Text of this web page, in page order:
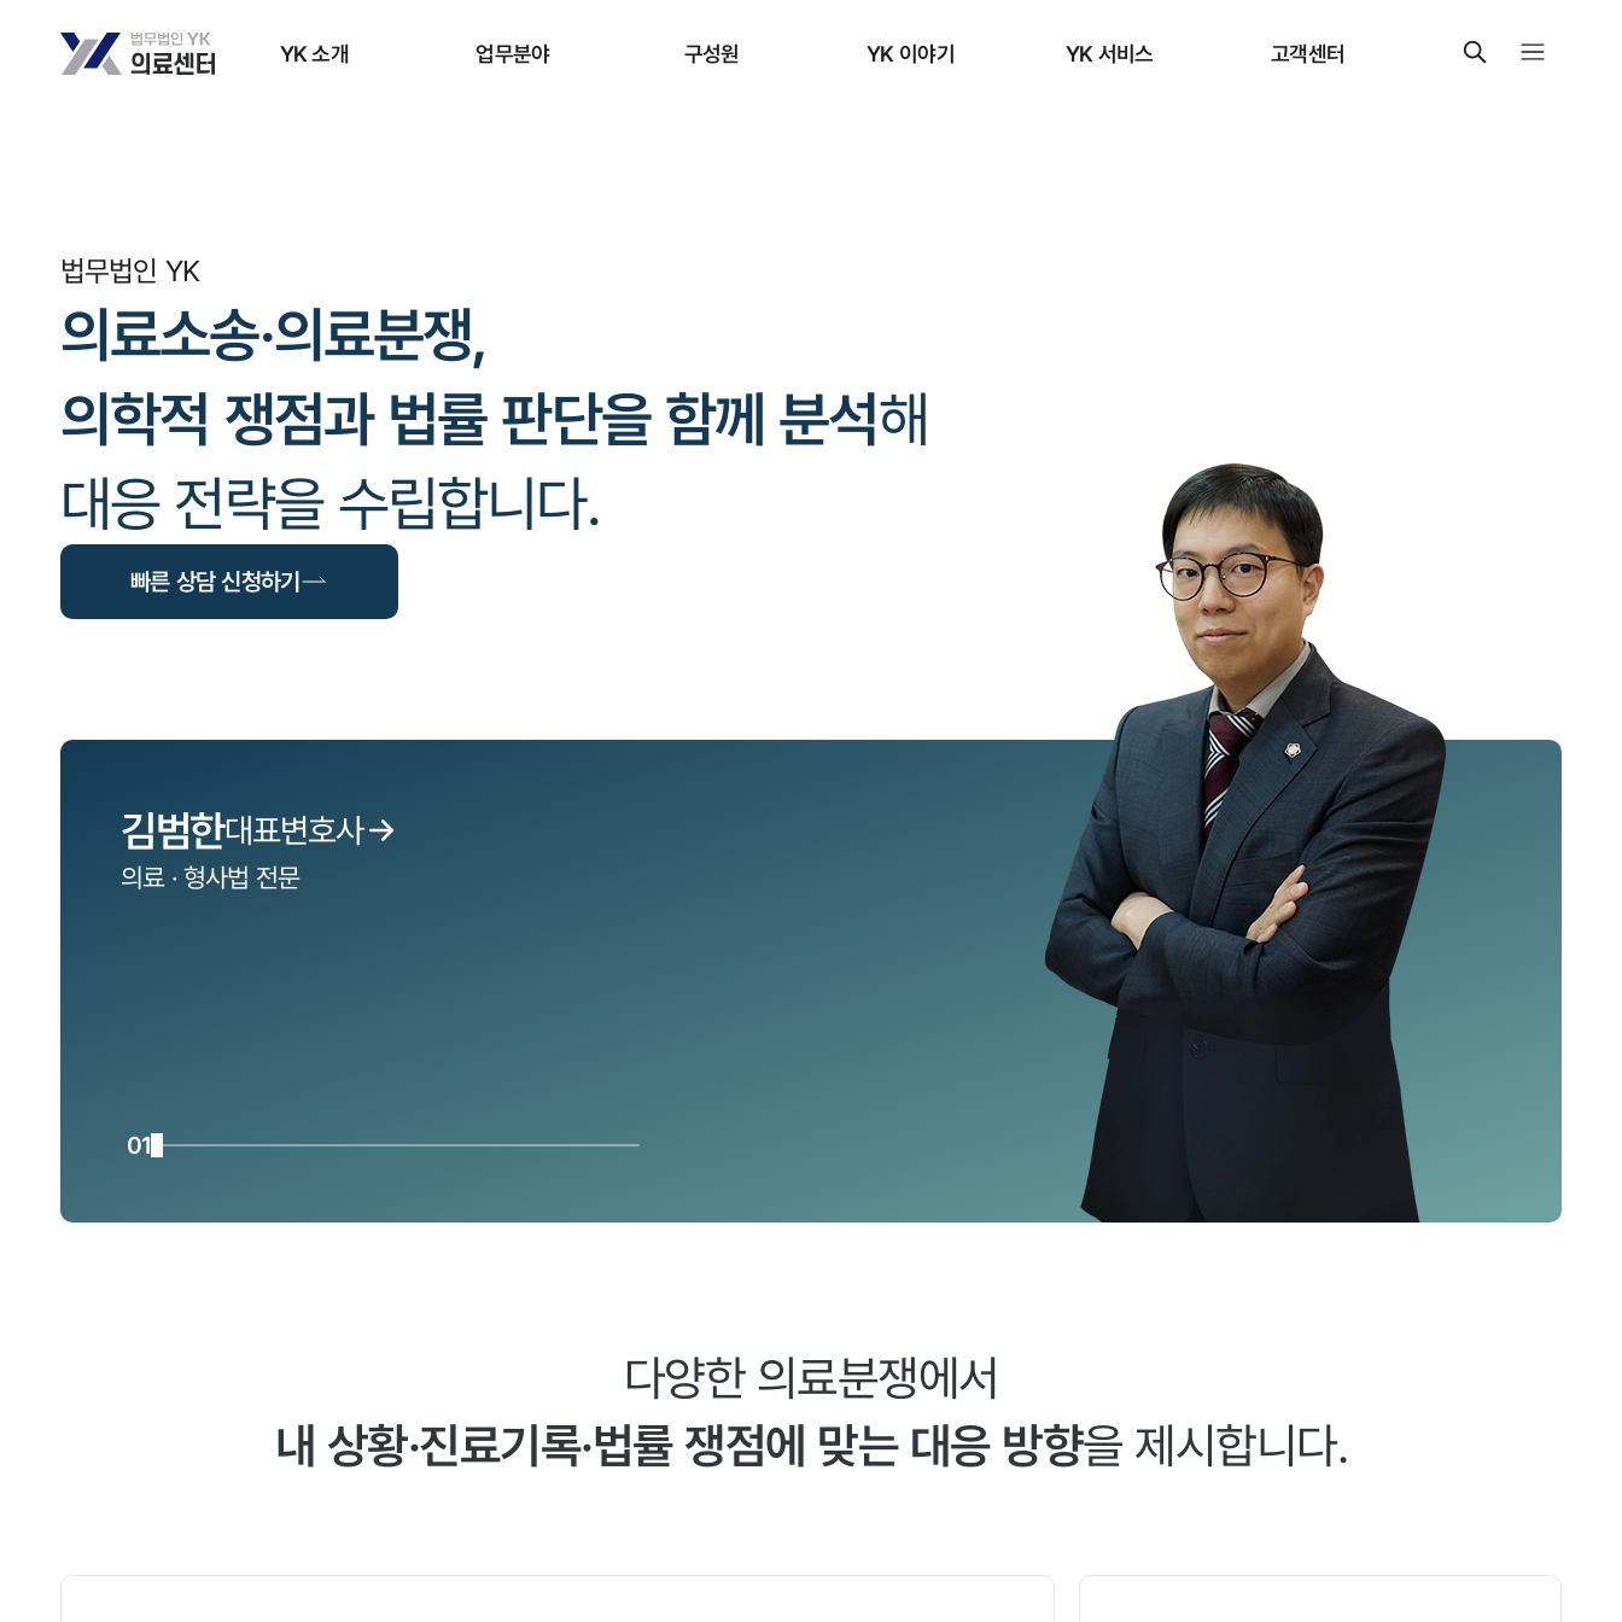
YK 소개 업무분야 구성원 YK 이야기 YK 서비스 고객센터
법무법인 YK
의료소송·의료분쟁,
의학적 쟁점과 법률 판단을 함께 분석해
대응 전략을 수립합니다.
빠른 상담 신청하기
김범한대표변호사
의료 · 형사법 전문
01
다양한 의료분쟁에서
내 상황·진료기록·법률 쟁점에 맞는 대응 방향을 제시합니다.